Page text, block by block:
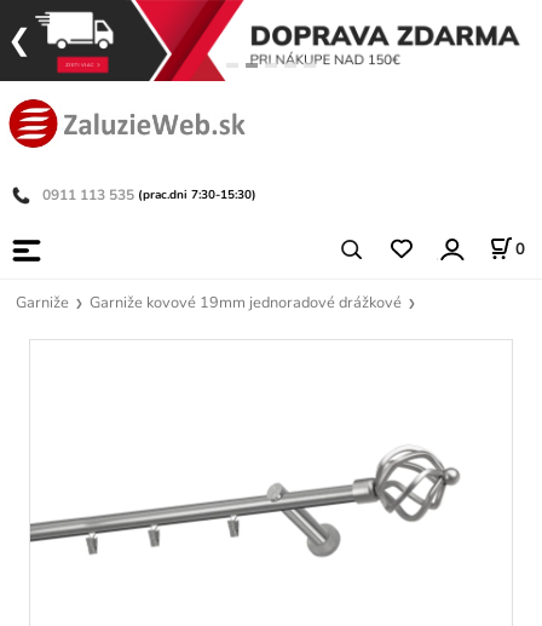
0911 113 535 (prac.dni 7:30-15:30)
0
Garniže Garniže kovové 19mm jednoradové drážkové